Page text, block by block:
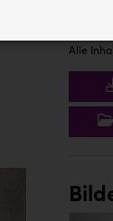
Alle
Website